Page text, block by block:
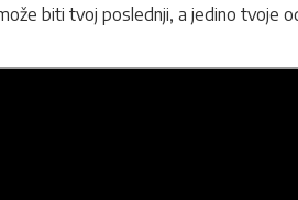
biti tvoj poslednji, a jedino tvoje